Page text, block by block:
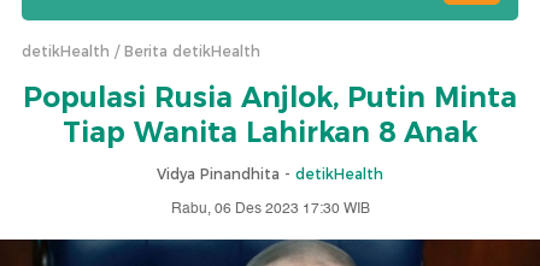
detikHealth Berita detikHealth
Populasi Rusia Anjlok, Putin Minta
Tiap Wanita Lahirkan 8 Anak
Vidya Pinandhita - detikHealth
Rabu, 06 Des 2023 17:30 WIB